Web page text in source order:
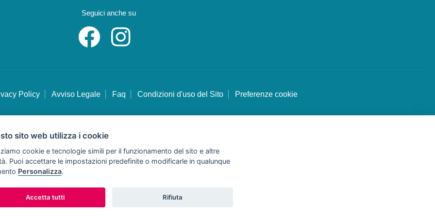
Seguici anche su
Policy Avviso Legale Faq Condizioni d'uso del Sito Preferenze cookie
Hello Vacanze S.r.L.
sottoposto a direzione e coordinamento della F.lli Dionisi S.r.L. unipersonale
sito web utilizza i cookie
cookie e tecnologie simili per il funzionamento del sito e altre
Puoi accettare le impostazioni predefinite o modificarle in qualunque
Personalizza.
Accetta tutti Rifiuta